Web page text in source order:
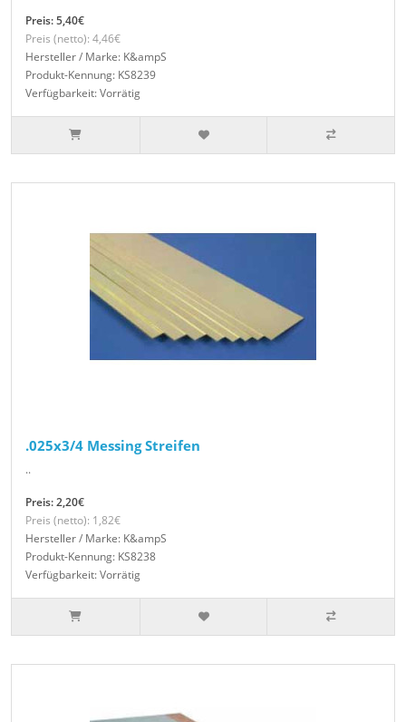
Preis: 5,40€
Preis (netto): 4,46€
Hersteller / Marke: K&ampS
Produkt-Kennung: KS8239
Verfügbarkeit: Vorrätig
.025x3/4 Messing Streifen
..
Preis: 2,20€
Preis (netto): 1,82€
Hersteller / Marke: K&ampS
Produkt-Kennung: KS8238
Verfügbarkeit: Vorrätig